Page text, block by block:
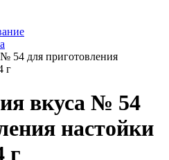
54 для приготовления
г
вкуса № 54
настойки
г